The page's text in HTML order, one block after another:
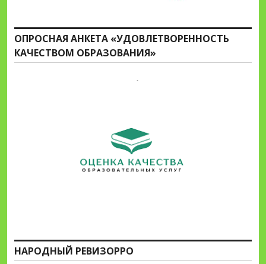
ОПРОСНАЯ АНКЕТА «УДОВЛЕТВОРЕННОСТЬ
КАЧЕСТВОМ ОБРАЗОВАНИЯ»
НАРОДНЫЙ РЕВИЗОРРО